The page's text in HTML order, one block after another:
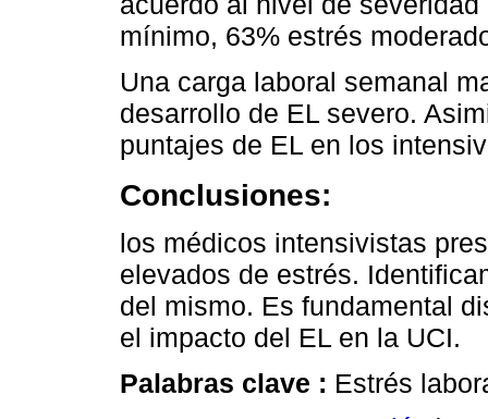
mínimo, 63% estrés
Una carga laboral semanal
desarrollo de EL severo.
puntajes de EL en los
Conclusiones:
los médicos intensivistas
elevados de estrés.
del mismo. Es fundamental
el impacto del EL en la UCI.
Palabras clave : Estrés